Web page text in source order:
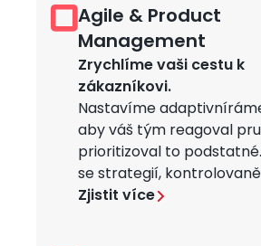
Obrázek
Agile & Product
Management
Zrychlíme vaši cestu k
zákazníkovi.
Nastavíme
aby váš tým reagoval
prioritizoval to
se strategií,
Zjistit více